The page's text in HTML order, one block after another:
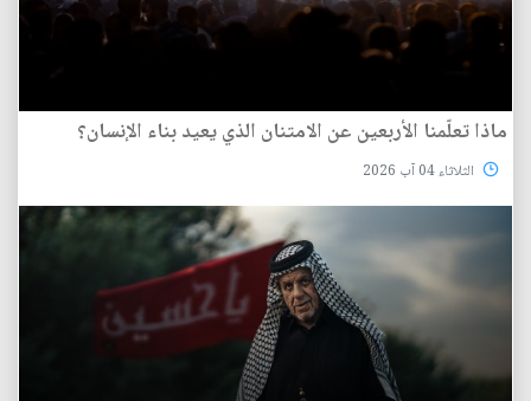
ماذا تعلّمنا الأربعين عن الامتنان الذي يعيد بناء الإنسان؟
الثلاثاء 04 آب 2026